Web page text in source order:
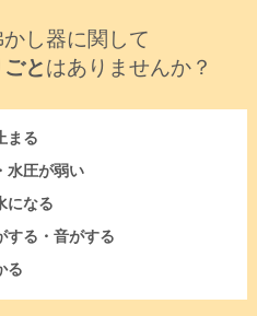
し器に関して
とはありませんか？
まる
水圧が弱い
になる
する・音がする
る